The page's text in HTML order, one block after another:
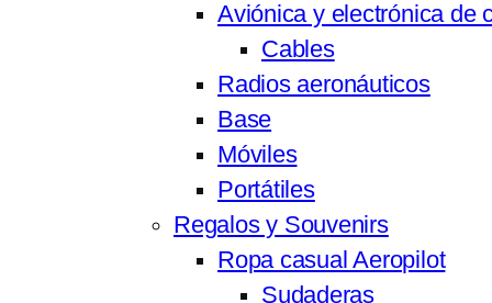
Aviónica y electrónica de
Cables
Radios aeronáuticos
Base
Móviles
Portátiles
Regalos y Souvenirs
Ropa casual Aeropilot
Sudaderas